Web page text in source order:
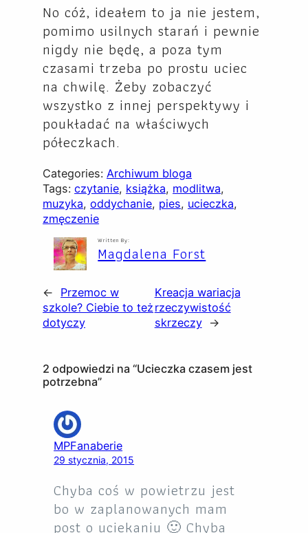
No cóż, ideałem to ja nie jestem,
pomimo usilnych starań i pewnie
nigdy nie będę, a poza tym
czasami trzeba po prostu uciec
na chwilę. Żeby zobaczyć
wszystko z innej perspektywy i
poukładać na właściwych
półeczkach.
Categories:Archiwum bloga
Tags:czytanie, książka, modlitwa
muzyka, oddychanie, pies, ucieczka
zmęczenie
Written By:
Magdalena Forst
←
Przemoc w
szkole? Ciebie to też
dotyczy
Kreacja wariacja
rzeczywistość
skrzeczy
→
2 odpowiedzi na “Ucieczka czasem jest
potrzebna”
MPFanaberie
29 stycznia, 2015
Chyba coś w powietrzu jest
bo w zaplanowanych mam
post o uciekaniu 🙂 Chyba